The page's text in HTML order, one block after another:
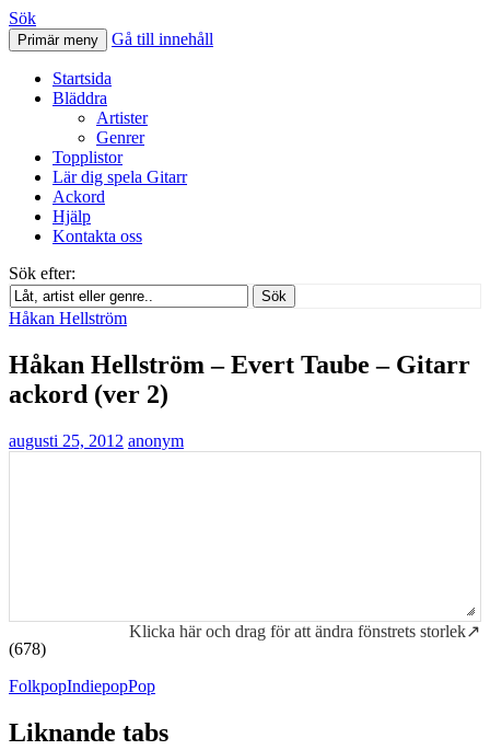
Svenskatabs.se
Sök
Primär meny Gå till innehåll
Startsida
Bläddra
Artister
Genrer
Topplistor
Lär dig spela Gitarr
Ackord
Hjälp
Kontakta oss
Sök efter:
Sök
Håkan Hellström
Håkan Hellström – Evert Taube – Gitarr
ackord (ver 2)
augusti 25, 2012 anonym
Klicka här och drag för att ändra fönstrets storlek↗
(678)
FolkpopIndiepopPop
Liknande tabs